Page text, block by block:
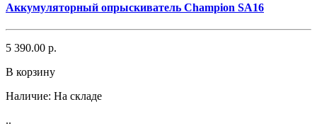
Аккумуляторный опрыскиватель Champion SA16
5 390.00 р.
В корзину
Наличие: На складе
..